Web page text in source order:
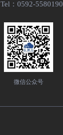
Tel：0592-5580190
微信公众号